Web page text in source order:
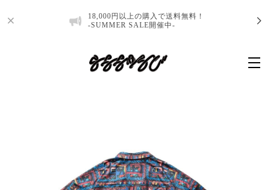
18,000円以上の購入で送料無料！
-SUMMER SALE開催中-